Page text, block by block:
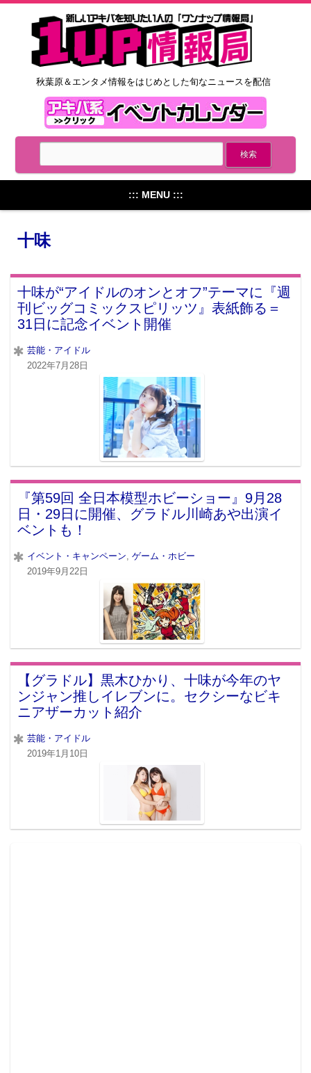
秋葉原＆エンタメ情報をはじめとした旬なニュースを配信
::: MENU :::
十味
十味が“アイドルのオンとオフ”テーマに『週
刊ビッグコミックスピリッツ』表紙飾る＝
31日に記念イベント開催
芸能・アイドル
2022年7月28日
『第59回 全日本模型ホビーショー』9月28
日・29日に開催、グラドル川崎あや出演イ
ベントも！
イベント・キャンペーン, ゲーム・ホビー
2019年9月22日
【グラドル】黒木ひかり、十味が今年のヤ
ンジャン推しイレブンに。セクシーなビキ
ニアザーカット紹介
芸能・アイドル
2019年1月10日